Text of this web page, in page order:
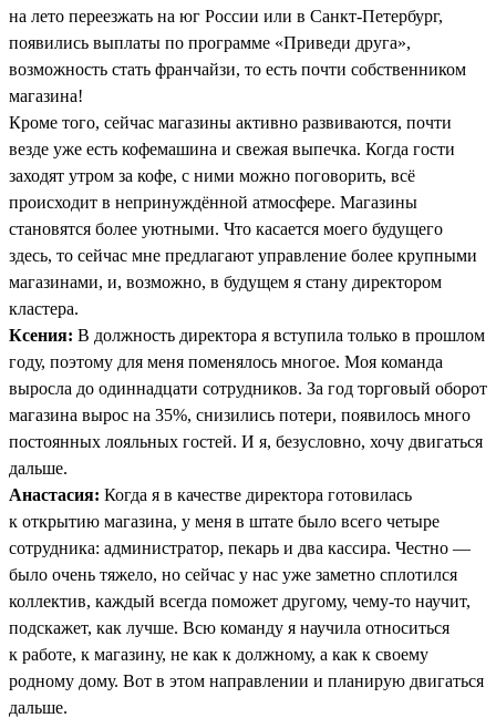
на лето переезжать на юг России или в Санкт-Петербург,
появились выплаты по программе «Приведи друга»,
возможность стать франчайзи, то есть почти собственником
магазина!
Кроме того, сейчас магазины активно развиваются, почти
везде уже есть кофемашина и свежая выпечка. Когда гости
заходят утром за кофе, с ними можно поговорить, всё
происходит в непринуждённой атмосфере. Магазины
становятся более уютными. Что касается моего будущего
здесь, то сейчас мне предлагают управление более крупными
магазинами, и, возможно, в будущем я стану директором
кластера.
Ксения: В должность директора я вступила только в прошлом
году, поэтому для меня поменялось многое. Моя команда
выросла до одиннадцати сотрудников. За год торговый оборот
магазина вырос на 35%, снизились потери, появилось много
постоянных лояльных гостей. И я, безусловно, хочу двигаться
дальше.
Анастасия: Когда я в качестве директора готовилась
к открытию магазина, у меня в штате было всего четыре
сотрудника: администратор, пекарь и два кассира. Честно —
было очень тяжело, но сейчас у нас уже заметно сплотился
коллектив, каждый всегда поможет другому, чему-то научит,
подскажет, как лучше. Всю команду я научила относиться
к работе, к магазину, не как к должному, а как к своему
родному дому. Вот в этом направлении и планирую двигаться
дальше.